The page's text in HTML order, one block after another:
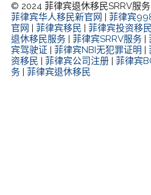
© 2024 菲律宾退休移民SRRV服
菲律宾华人移民新官网 | 菲律宾
官网 | 菲律宾移民 | 菲律宾投资移民
退休移民服务 | 菲律宾SRRV服务 |
宾驾驶证 | 菲律宾NBI无犯罪证明 |
资移民 | 菲律宾公司注册 | 菲律宾
务 | 菲律宾退休移民